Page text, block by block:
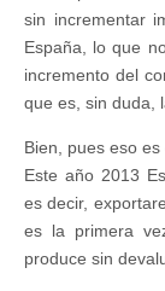
sin incrementar
España, lo que
incremento del
que es, sin duda,
Bien, pues eso
Este año 2013
es decir,
es la primera
produce sin